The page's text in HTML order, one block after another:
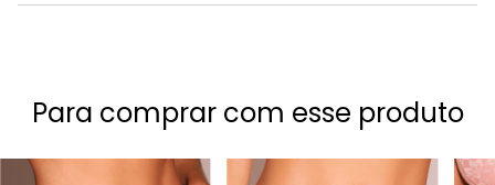
Para comprar com esse produto